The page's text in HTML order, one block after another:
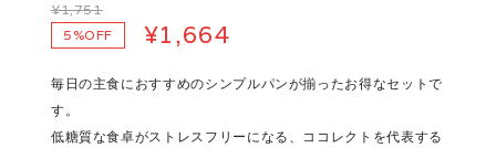
¥1,751
5%OFF
¥1,664
毎日の主食におすすめのシンプルパンが揃ったお得なセットで
す。
低糖質な食卓がストレスフリーになる、ココレクトを代表する